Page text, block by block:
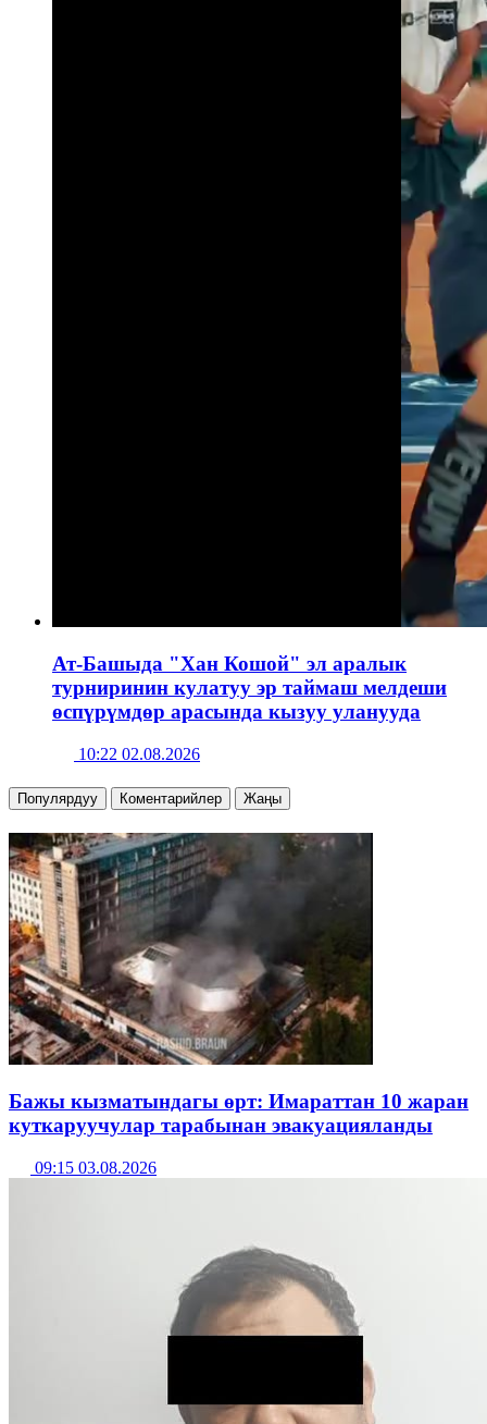
Ат-Башыда "Хан Кошой" эл аралык
турниринин кулатуу эр таймаш мелдеши
өспүрүмдөр арасында кызуу уланууда
10:22 02.08.2026
Популярдуу Коментарийлер Жаңы
Бажы кызматындагы өрт: Имараттан 10 жаран
куткаруучулар тарабынан эвакуацияланды
09:15 03.08.2026